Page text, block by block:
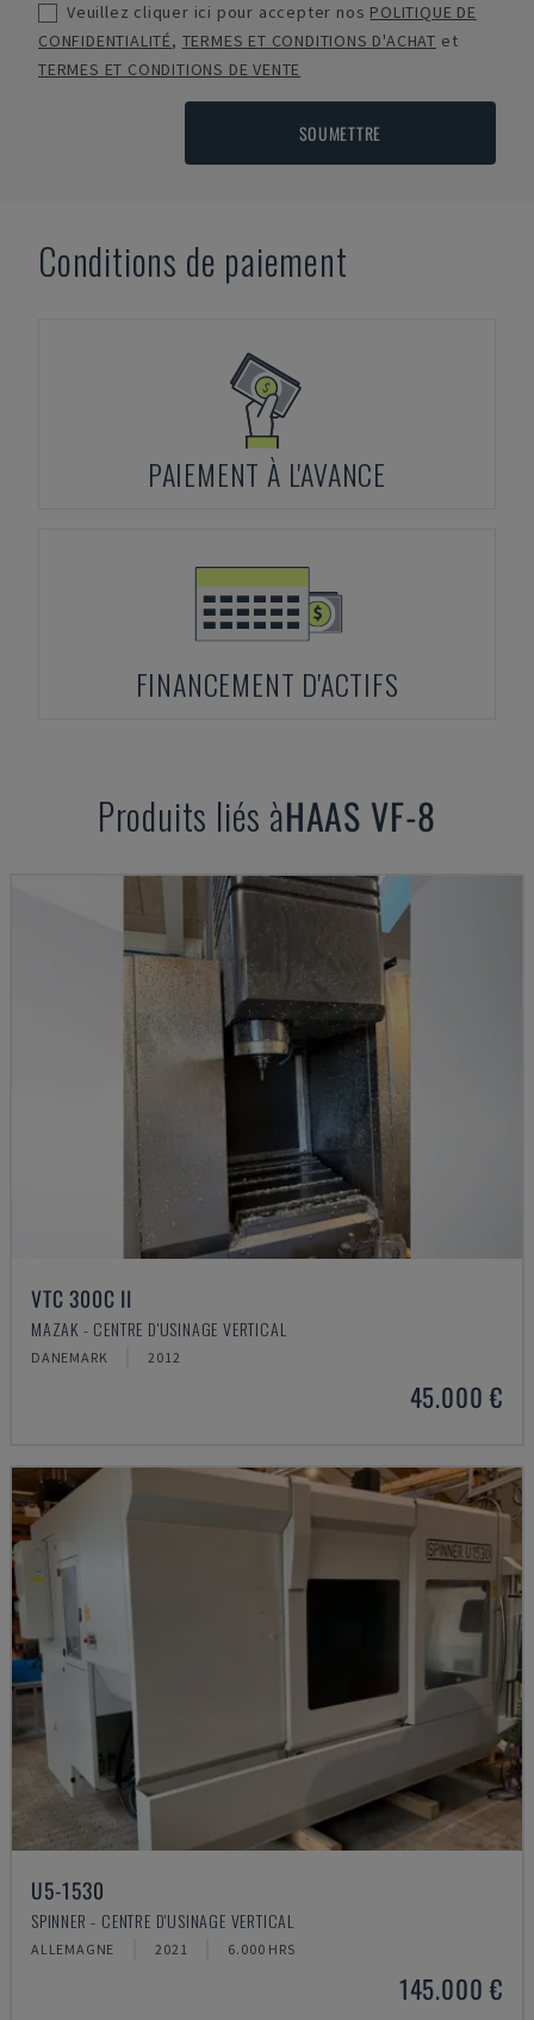
Veuillez cliquer ici pour accepter nos POLITIQUE DE
CONFIDENTIALITÉ, TERMES ET CONDITIONS D'ACHAT et
TERMES ET CONDITIONS DE VENTE
SOUMETTRE
Conditions de paiement
PAIEMENT À L'AVANCE
FINANCEMENT D'ACTIFS
Produits liés àHAAS VF-8
VTC 300C II
MAZAK - CENTRE D'USINAGE VERTICAL
DANEMARK 2012
45.000 €
U5-1530
SPINNER - CENTRE D'USINAGE VERTICAL
ALLEMAGNE 2021 6.000 HRS
145.000 €